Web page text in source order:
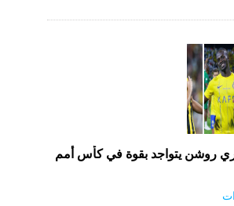
دوري روشن يتواجد بقوة في كأس أمم